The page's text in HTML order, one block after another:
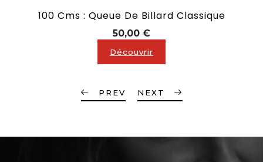
100 Cms : Queue De Billard Classique
50,00 €Prix
Découvrir
PREV NEXT